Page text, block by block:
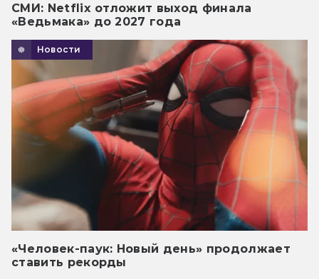
СМИ: Netflix отложит выход финала
«Ведьмака» до 2027 года
Новости
«Человек-паук: Новый день» продолжает
ставить рекорды